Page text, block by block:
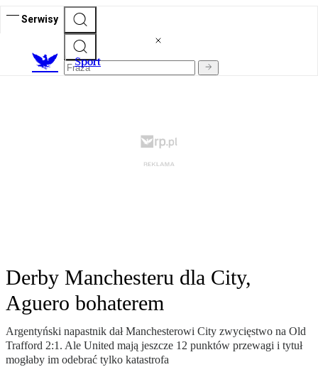
Serwisy
Sport
Derby Manchesteru dla City,
Aguero bohaterem
Argentyński napastnik dał Manchesterowi City zwycięstwo na Old
Trafford 2:1. Ale United mają jeszcze 12 punktów przewagi i tytuł
mogłaby im odebrać tylko katastrofa